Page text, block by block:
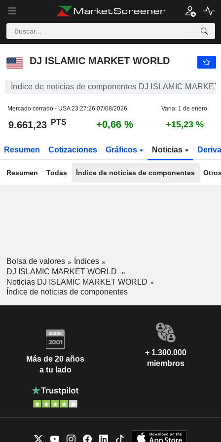
DJ ISLAMIC MARKET WORLD
Índice de noticias de componentes DJ ISLAMIC
Mercado cerrado - USA23:27:26 07/08/2026 Varia. 1 de enero.
9.661,23 PTS +0,66 % +15,23 %
Resumen Cotizaciones Gráficos Noticias
Resumen Todas Índice de noticias de componentes
Bolsa de valores
Índices
DJ ISLAMIC MARKET WORLD
Noticias DJ ISLAMIC MARKET WORLD
Índice de noticias de componentes
Más de 20 años
a tu lado
+ 1.300.000
miembros